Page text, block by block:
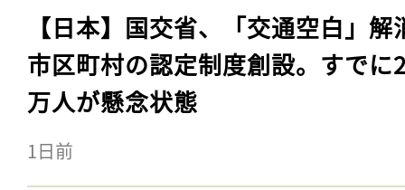
【日本】国交省、「交通空白」解
市区町村の認定制度創設。すでに
万人が懸念状態
1日前